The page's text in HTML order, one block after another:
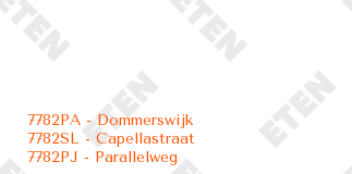
7782PA - Dommerswijk
7782SL - Capellastraat
7782PJ - Parallelweg